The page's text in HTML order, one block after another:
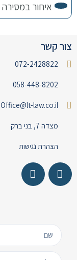
איחור במסירה
צור קשר
072-2428822
058-448-8202
Office@lt-law.co.il
מצדה 7, בני ברק
הצהרת נגישות